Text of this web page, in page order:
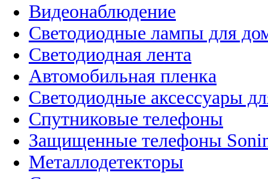
Видеонаблюдение
Светодиодные лампы для
Светодиодная лента
Автомобильная пленка
Светодиодные аксессуары
Спутниковые телефоны
Защищенные телефоны
Металлодетекторы